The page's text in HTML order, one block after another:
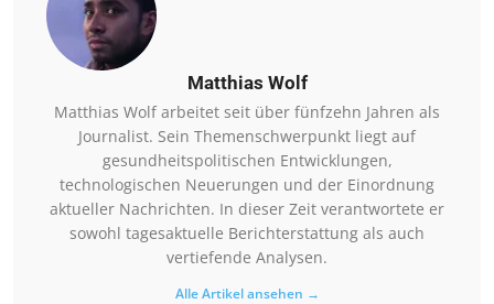
Matthias Wolf
Matthias Wolf arbeitet seit über fünfzehn Jahren als
Journalist. Sein Themenschwerpunkt liegt auf
gesundheitspolitischen Entwicklungen,
technologischen Neuerungen und der Einordnung
aktueller Nachrichten. In dieser Zeit verantwortete er
sowohl tagesaktuelle Berichterstattung als auch
vertiefende Analysen.
Alle Artikel ansehen →